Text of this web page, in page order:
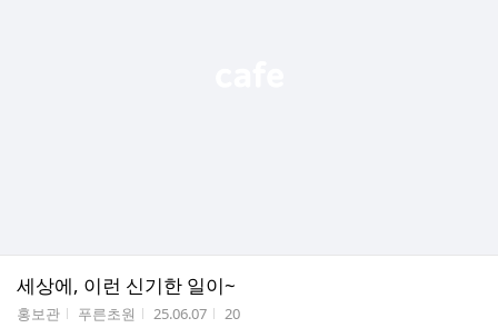
세상에, 이런 신기한 일이~
게시판명
홍보관 작성자
푸른초원 작성시간
25.06.07 조회수
20